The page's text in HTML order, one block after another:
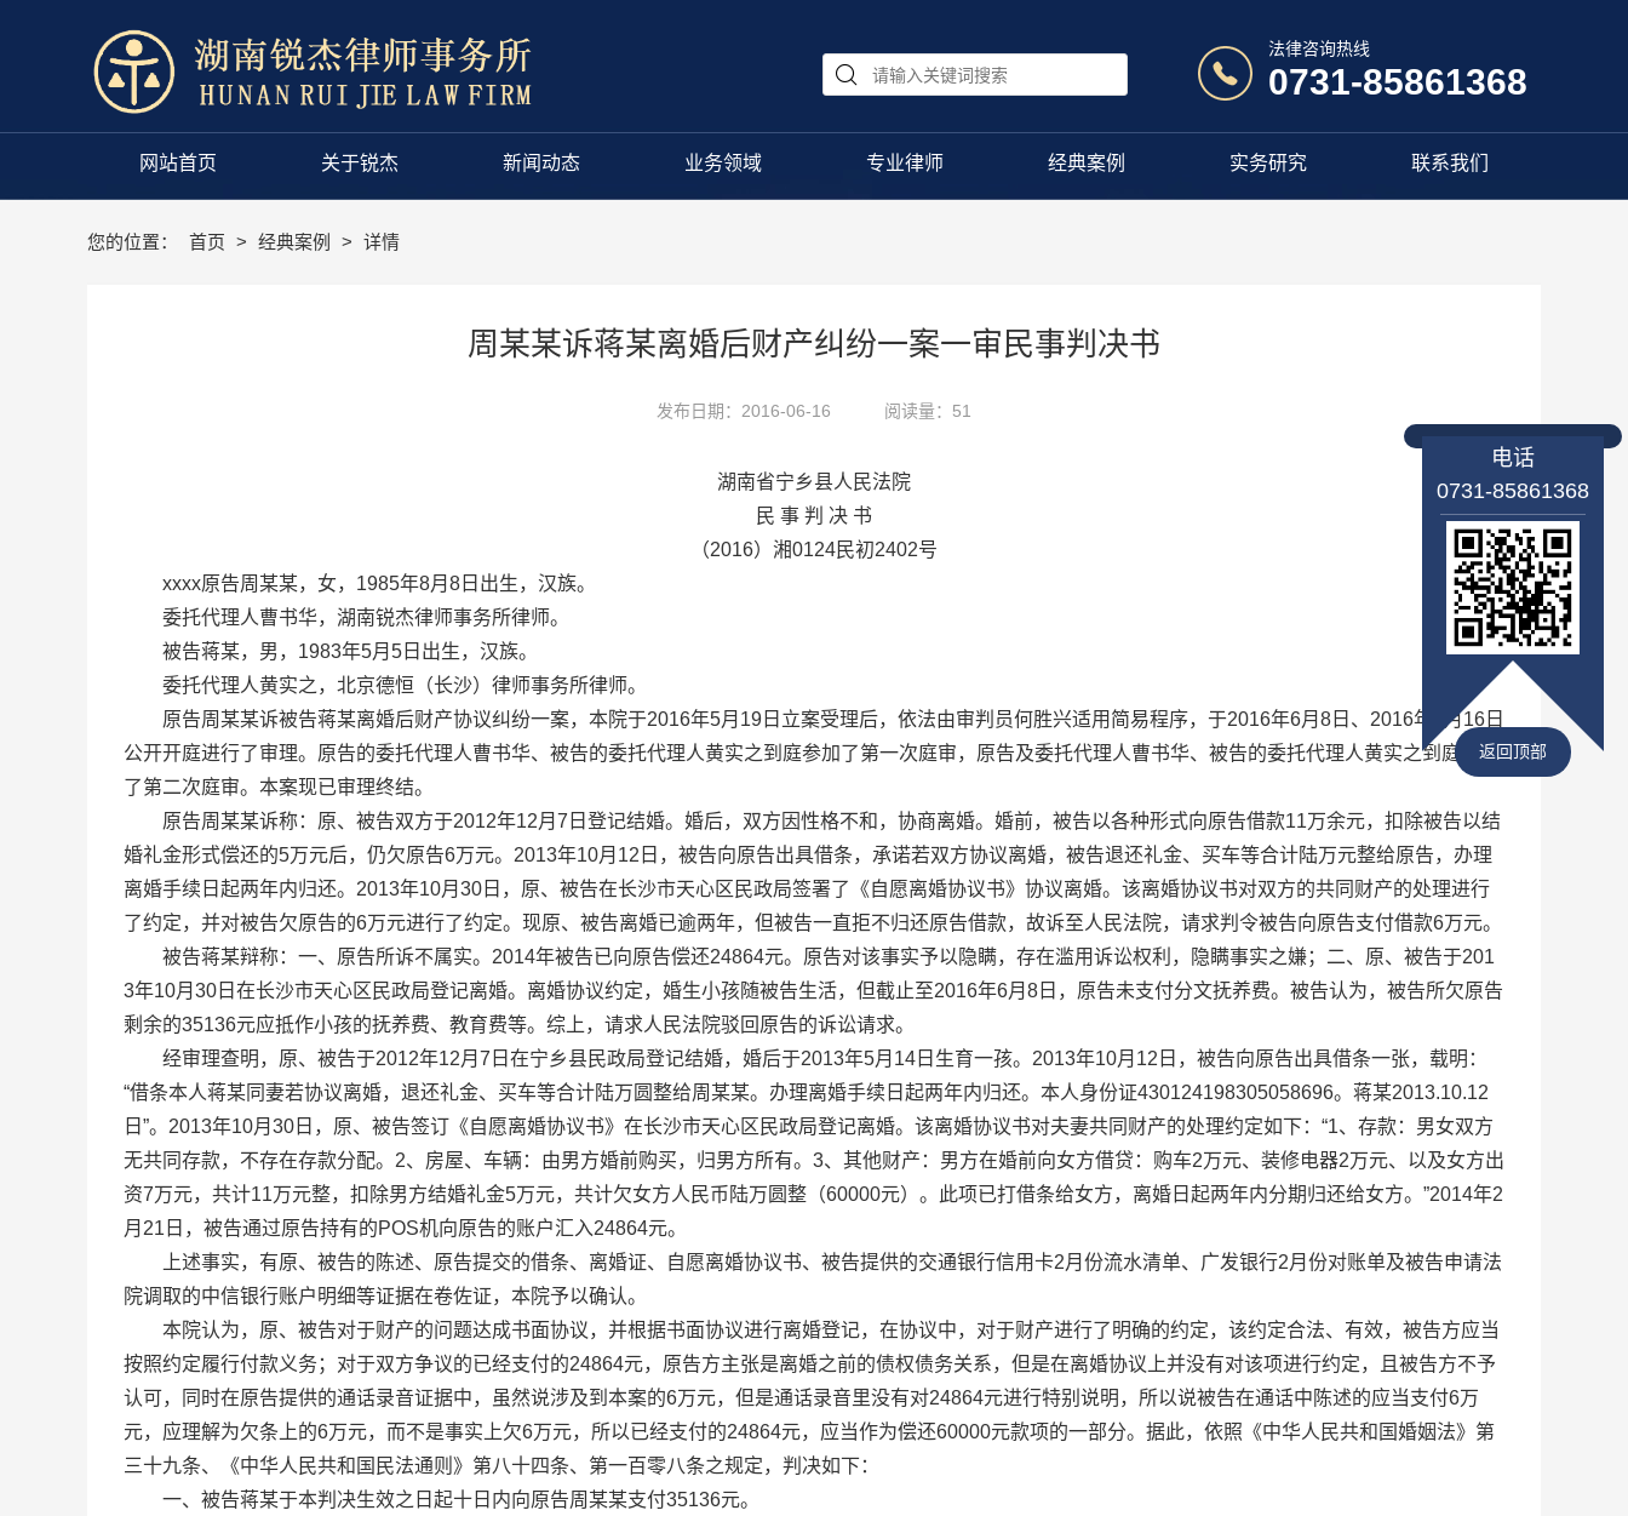
网站首页 关于锐杰 新闻动态 业务领域 专业律师 经典案例 实务研究 联系我们
0731-85861368
法律咨询热线
您的位置： 首页 > 经典案例 > 详情
周某某诉蒋某离婚后财产纠纷一案一审民事判决书
发布日期：2016-06-16 阅读量：51
湖南省宁乡县人民法院
民 事 判 决 书
（2016）湘0124民初2402号
xxxx原告周某某，女，1985年8月8日出生，汉族。
委托代理人曹书华，湖南锐杰律师事务所律师。
被告蒋某，男，1983年5月5日出生，汉族。
委托代理人黄实之，北京德恒（长沙）律师事务所律师。
原告周某某诉被告蒋某离婚后财产协议纠纷一案，本院于2016年5月19日立案受理后，依法由审判员何胜兴适用简易程序，于2016年6月8日、2016年6月16日
公开开庭进行了审理。原告的委托代理人曹书华、被告的委托代理人黄实之到庭参加了第一次庭审，原告及委托代理人曹书华、被告的委托代理人黄实之到庭参加
了第二次庭审。本案现已审理终结。
原告周某某诉称：原、被告双方于2012年12月7日登记结婚。婚后，双方因性格不和，协商离婚。婚前，被告以各种形式向原告借款11万余元，扣除被告以结
婚礼金形式偿还的5万元后，仍欠原告6万元。2013年10月12日，被告向原告出具借条，承诺若双方协议离婚，被告退还礼金、买车等合计陆万元整给原告，办理
离婚手续日起两年内归还。2013年10月30日，原、被告在长沙市天心区民政局签署了《自愿离婚协议书》协议离婚。该离婚协议书对双方的共同财产的处理进行
了约定，并对被告欠原告的6万元进行了约定。现原、被告离婚已逾两年，但被告一直拒不归还原告借款，故诉至人民法院，请求判令被告向原告支付借款6万元。
被告蒋某辩称：一、原告所诉不属实。2014年被告已向原告偿还24864元。原告对该事实予以隐瞒，存在滥用诉讼权利，隐瞒事实之嫌；二、原、被告于201
3年10月30日在长沙市天心区民政局登记离婚。离婚协议约定，婚生小孩随被告生活，但截止至2016年6月8日，原告未支付分文抚养费。被告认为，被告所欠原告
剩余的35136元应抵作小孩的抚养费、教育费等。综上，请求人民法院驳回原告的诉讼请求。
经审理查明，原、被告于2012年12月7日在宁乡县民政局登记结婚，婚后于2013年5月14日生育一孩。2013年10月12日，被告向原告出具借条一张，载明：
“借条本人蒋某同妻若协议离婚，退还礼金、买车等合计陆万圆整给周某某。办理离婚手续日起两年内归还。本人身份证430124198305058696。蒋某2013.10.12
日”。2013年10月30日，原、被告签订《自愿离婚协议书》在长沙市天心区民政局登记离婚。该离婚协议书对夫妻共同财产的处理约定如下：“1、存款：男女双方
无共同存款，不存在存款分配。2、房屋、车辆：由男方婚前购买，归男方所有。3、其他财产：男方在婚前向女方借贷：购车2万元、装修电器2万元、以及女方出
资7万元，共计11万元整，扣除男方结婚礼金5万元，共计欠女方人民币陆万圆整（60000元）。此项已打借条给女方，离婚日起两年内分期归还给女方。”2014年2
月21日，被告通过原告持有的POS机向原告的账户汇入24864元。
上述事实，有原、被告的陈述、原告提交的借条、离婚证、自愿离婚协议书、被告提供的交通银行信用卡2月份流水清单、广发银行2月份对账单及被告申请法
院调取的中信银行账户明细等证据在卷佐证，本院予以确认。
本院认为，原、被告对于财产的问题达成书面协议，并根据书面协议进行离婚登记，在协议中，对于财产进行了明确的约定，该约定合法、有效，被告方应当
按照约定履行付款义务；对于双方争议的已经支付的24864元，原告方主张是离婚之前的债权债务关系，但是在离婚协议上并没有对该项进行约定，且被告方不予
认可，同时在原告提供的通话录音证据中，虽然说涉及到本案的6万元，但是通话录音里没有对24864元进行特别说明，所以说被告在通话中陈述的应当支付6万
元，应理解为欠条上的6万元，而不是事实上欠6万元，所以已经支付的24864元，应当作为偿还60000元款项的一部分。据此，依照《中华人民共和国婚姻法》第
三十九条、《中华人民共和国民法通则》第八十四条、第一百零八条之规定，判决如下：
一、被告蒋某于本判决生效之日起十日内向原告周某某支付35136元。
电话
0731-85861368
返回顶部